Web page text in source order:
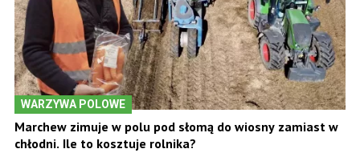
WARZYWA POLOWE
Marchew zimuje w polu pod słomą do wiosny zamiast w
chłodni. Ile to kosztuje rolnika?